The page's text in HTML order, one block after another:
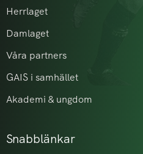
Herrlaget
Damlaget
Våra partners
GAIS i samhället
Akademi & ungdom
Snabblänkar